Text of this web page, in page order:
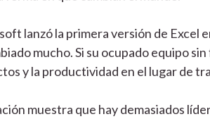
lanzó la primera versión de Excel
mucho. Si su ocupado equipo
y la productividad en el lugar de
muestra que hay demasiados